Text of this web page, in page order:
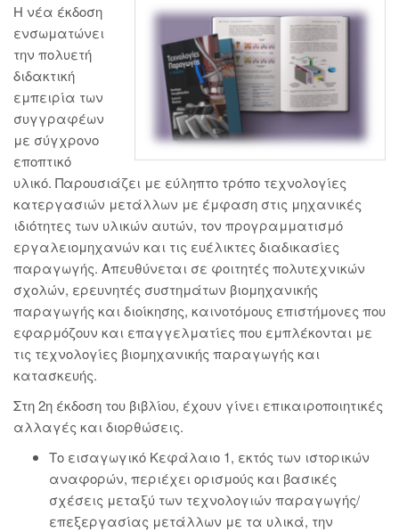
Η νέα έκδοση
ενσωματώνει
την πολυετή
διδακτική
εμπειρία των
συγγραφέων
με σύγχρονο
εποπτικό
υλικό. Παρουσιάζει με εύληπτο τρόπο τεχνολογίες
κατεργασιών μετάλλων με έμφαση στις μηχανικές
ιδιότητες των υλικών αυτών, τον προγραμματισμό
εργαλειομηχανών και τις ευέλικτες διαδικασίες
παραγωγής. Απευθύνεται σε φοιτητές πολυτεχνικών
σχολών, ερευνητές συστημάτων βιομηχανικής
παραγωγής και διοίκησης, καινοτόμους επιστήμονες που
εφαρμόζουν και επαγγελματίες που εμπλέκονται με
τις τεχνολογίες βιομηχανικής παραγωγής και
κατασκευής.
Στη 2η έκδοση του βιβλίου, έχουν γίνει επικαιροποιητικές
αλλαγές και διορθώσεις.
Το εισαγωγικό Kεφάλαιο 1, εκτός των ιστορικών
αναφορών, περιέχει ορισμούς και βασικές
σχέσεις μεταξύ των τεχνολογιών παραγωγής/
επεξεργασίας μετάλλων με τα υλικά, την